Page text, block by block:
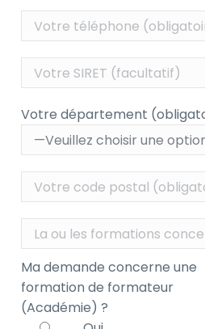
Votre département
Ma demande concerne une
formation de formateur
(Académie) ?